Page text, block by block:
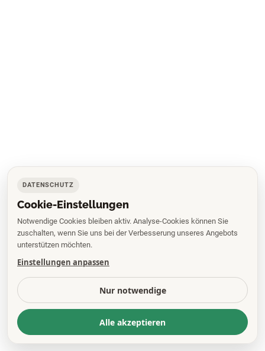
DATENSCHUTZ
Cookie-Einstellungen
Notwendige Cookies bleiben aktiv. Analyse-Cookies können Sie
zuschalten, wenn Sie uns bei der Verbesserung unseres Angebots
unterstützen möchten.
Einstellungen anpassen
Nur notwendige
Alle akzeptieren